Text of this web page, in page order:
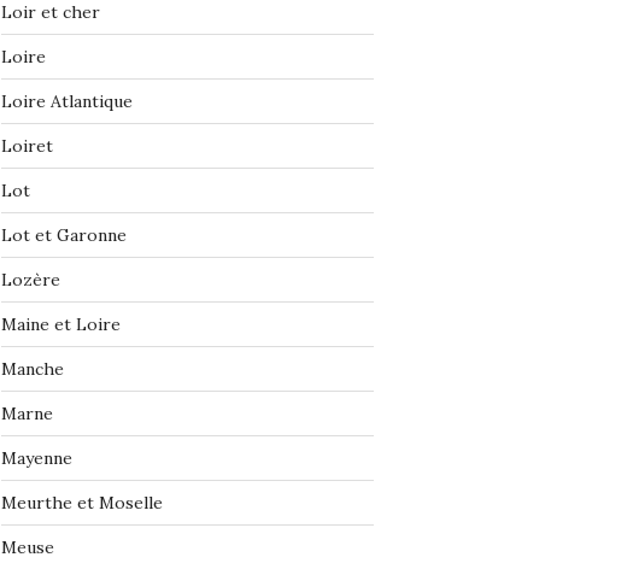
Loir et cher
Loire
Loire Atlantique
Loiret
Lot
Lot et Garonne
Lozère
Maine et Loire
Manche
Marne
Mayenne
Meurthe et Moselle
Meuse